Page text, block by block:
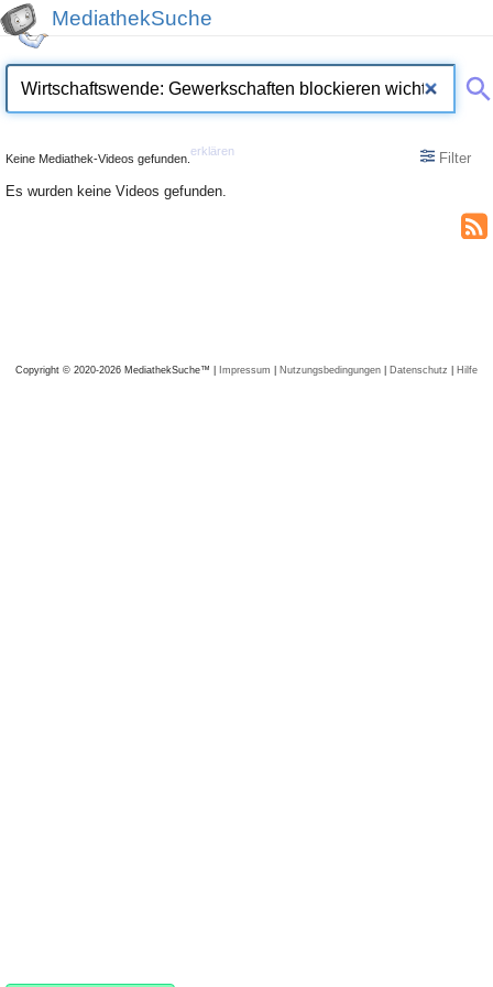
MediathekSuche
Keine Mediathek-Videos gefunden.
erklären
Filter
Es wurden keine Videos gefunden.
Copyright © 2020-2026 MediathekSuche™ | Impressum | Nutzungsbedingungen | Datenschutz | Hilfe